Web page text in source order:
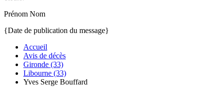
Prénom Nom
{Date de publication du message}
Accueil
Avis de décès
Gironde (33)
Libourne (33)
Yves Serge Bouffard